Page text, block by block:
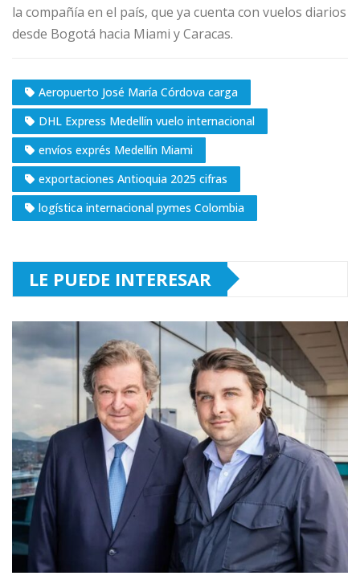
la compañía en el país, que ya cuenta con vuelos diarios
desde Bogotá hacia Miami y Caracas.
Aeropuerto José María Córdova carga
DHL Express Medellín vuelo internacional
envíos exprés Medellín Miami
exportaciones Antioquia 2025 cifras
logística internacional pymes Colombia
LE PUEDE INTERESAR